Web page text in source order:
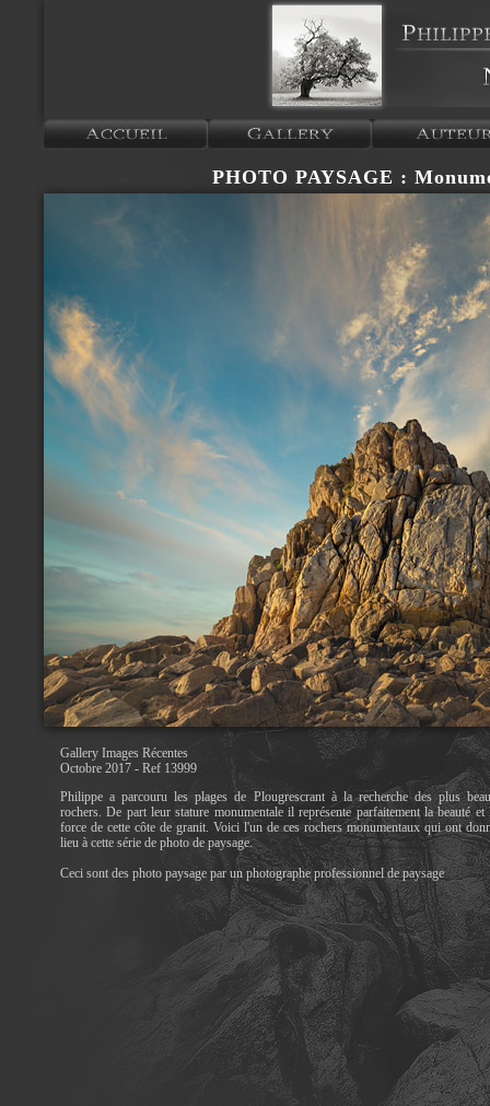
PHOTO PAYSAGE :
Gallery Images Récentes
Octobre 2017 - Ref 13999
Philippe a parcouru les plages de Plougrescrant à la recherche des plus
rochers. De part leur stature monumentale il représente parfaitement la beauté et
force de cette côte de granit. Voici l'un de ces rochers monumentaux qui ont
lieu à cette série de photo de paysage.
Ceci sont des photo paysage par un photographe professionnel de paysage